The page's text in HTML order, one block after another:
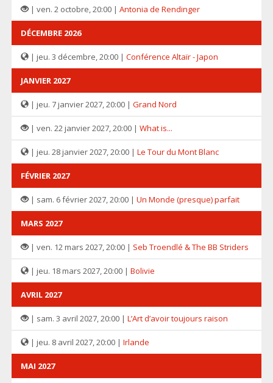
| ven. 2 octobre, 20:00 | Antonia de Rendinger
DÉCEMBRE 2026
| jeu. 3 décembre, 20:00 | Conférence Altaïr - Japon
JANVIER 2027
| jeu. 7 janvier 2027, 20:00 | Grand Nord
| ven. 22 janvier 2027, 20:00 | What is...
| jeu. 28 janvier 2027, 20:00 | Le Tour du Mont Blanc
FÉVRIER 2027
| sam. 6 février 2027, 20:00 | Un Monde (presque) parfait
MARS 2027
| ven. 12 mars 2027, 20:00 | Seb Troendlé & The BB Striders
| jeu. 18 mars 2027, 20:00 | Bolivie
AVRIL 2027
| sam. 3 avril 2027, 20:00 | L’Art d’avoir toujours raison
| jeu. 8 avril 2027, 20:00 | Irlande
MAI 2027